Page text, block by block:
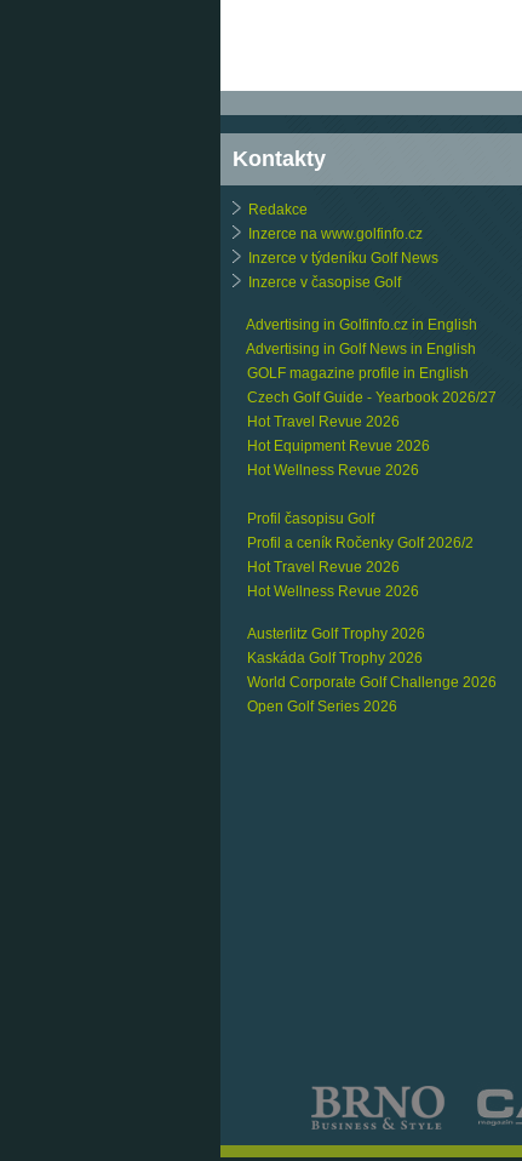
Kontakty
Redakce
Inzerce na www.golfinfo.cz
Inzerce v týdeníku Golf News
Inzerce v časopise Golf
Advertising in Golfinfo.cz in English
Advertising in Golf News in English
GOLF magazine profile in English
Czech Golf Guide - Yearbook 2026/27
Hot Travel Revue 2026
Hot Equipment Revue 2026
Hot Wellness Revue 2026
Profil časopisu Golf
Profil a ceník Ročenky Golf 2026/2
Hot Travel Revue 2026
Hot Wellness Revue 2026
Austerlitz Golf Trophy 2026
Kaskáda Golf Trophy 2026
World Corporate Golf Challenge 2026
Open Golf Series 2026